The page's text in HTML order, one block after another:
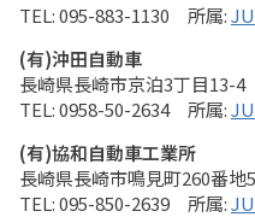
095-883-1130
(有)沖田自動車
長崎県長崎市京泊3丁目13-4
0958-50-2634
(有)協和自動車工業所
長崎県長崎市鳴見町260番地5
095-850-2639